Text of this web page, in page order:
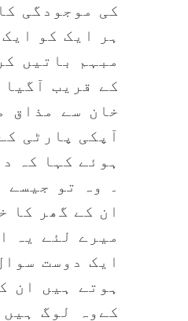
کی موجودگی
ہر ایک کو
مبہم باتیں
کے قریب
خان سے مذاق
آپکی پارٹی
ہوئے کہا کہ
۔ وہ تو جیسے
ان کے گھر کا
میرے لئے یہ
ایک دوست
ہوتے ہیں ان
کےوہ لوگ